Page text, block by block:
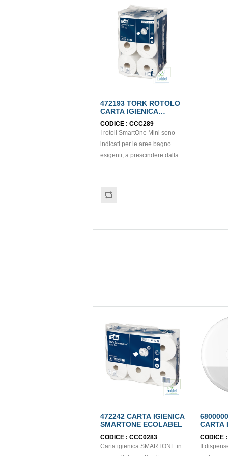
472193 TORK ROTOLO
CARTA IGIENICA
SMARTONE MINI
ECOLABEL
CODICE : CCC289
I rotoli SmartOne Mini sono
indicati per le aree bagno
esigenti, a prescindere dalla
CCC288. Prodotto certificato
472242 CARTA IGIENICA
SMARTONE ECOLABEL
CODICE : CCC0283
Carta igienica SMARTONE in
CARTA
CODICE :
Il